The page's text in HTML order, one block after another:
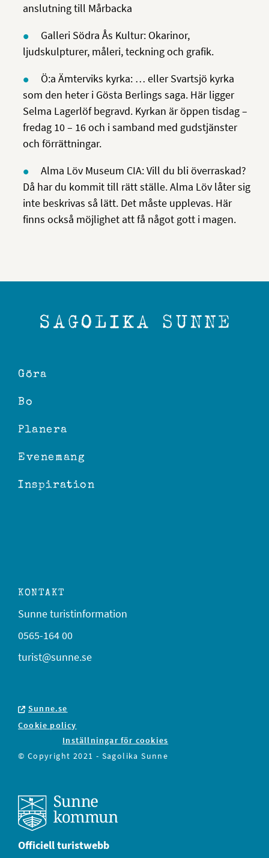
anslutning till Mårbacka
Galleri Södra Ås Kultur: Okarinor,
ljudskulpturer, måleri, teckning och grafik.
Ö:a Ämterviks kyrka: … eller Svartsjö kyrka
som den heter i Gösta Berlings saga. Här ligger
Selma Lagerlöf begravd. Kyrkan är öppen tisdag –
fredag 10 – 16 och i samband med gudstjänster
och förrättningar.
Alma Löv Museum CIA: Vill du bli överraskad?
Då har du kommit till rätt ställe. Alma Löv låter sig
inte beskrivas så lätt. Det måste upplevas. Här
finns också möjlighet att få något gott i magen.
Göra
Bo
Planera
Evenemang
Inspiration
KONTAKT
Sunne turistinformation
0565-164 00
turist@sunne.se
Sunne.se
Cookie policy
Inställningar för cookies
© Copyright 2021 - Sagolika Sunne
Officiell turistwebb